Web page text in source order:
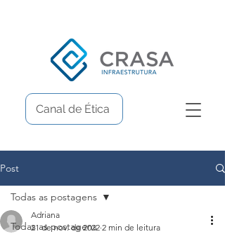
Canal de Ética
Post
Todas as postagens
Todas as postagens
Adriana
21 de nov. de 2022 2 min de leitura